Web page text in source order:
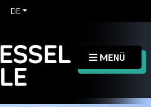
DE
MENÜ